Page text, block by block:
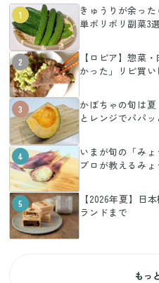
1
きゅうりが余っ
単ポリポリ副菜3選
2
【ロピア】惣菜
かった」リピ買
3
かぼちゃの旬は
とレンジでパパ
4
いまが旬の「み
プロが教えるみ
5
【2026年夏】日
ランドまで
もっ